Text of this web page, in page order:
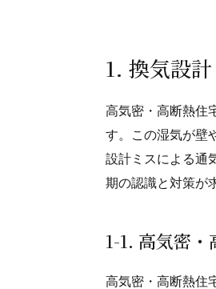
1. 換気設
高気密・高断熱住
す。この湿気が壁
設計ミスによる通
期の認識と対策が
1-1. 高気密
高気密・高断熱住